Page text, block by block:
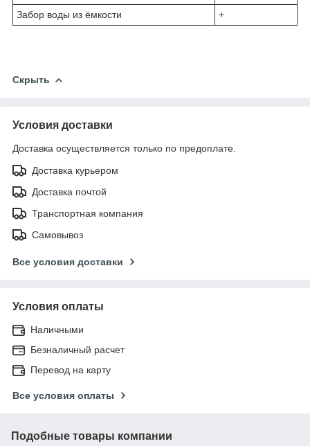
Забор воды из ёмкости
+
Скрыть
Условия доставки
Доставка осуществляется только по предоплате.
Доставка курьером
Доставка почтой
Транспортная компания
Самовывоз
Все условия доставки
Условия оплаты
Наличными
Безналичный расчет
Перевод на карту
Все условия оплаты
Подобные товары компании